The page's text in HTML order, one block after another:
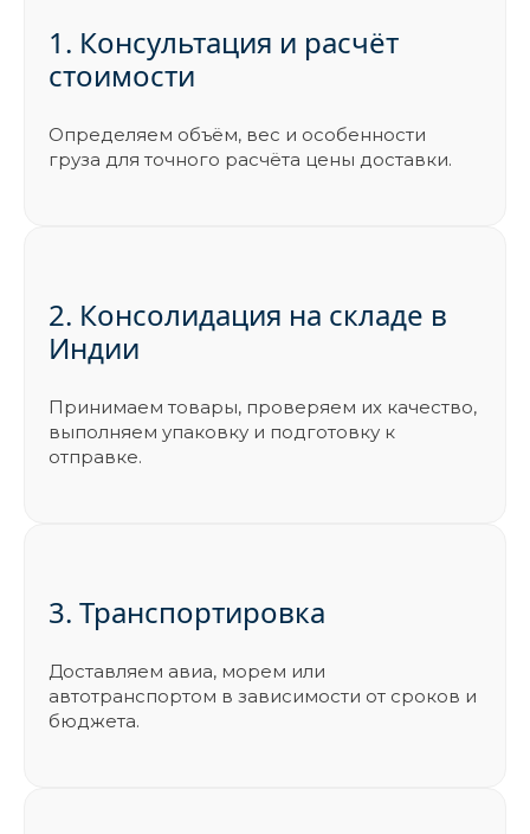
1. Консультация и расчёт
стоимости
Определяем объём, вес и особенности
груза для точного расчёта цены доставки.
2. Консолидация на складе в
Индии
Принимаем товары, проверяем их качество,
выполняем упаковку и подготовку к
отправке.
3. Транспортировка
Доставляем авиа, морем или
автотранспортом в зависимости от сроков и
бюджета.